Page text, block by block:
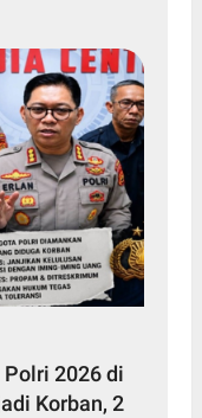
2026 di
Korban, 2